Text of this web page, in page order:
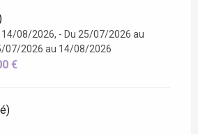
08/2026, - Du 25/07/2026 au
07/2026 au 14/08/2026
€